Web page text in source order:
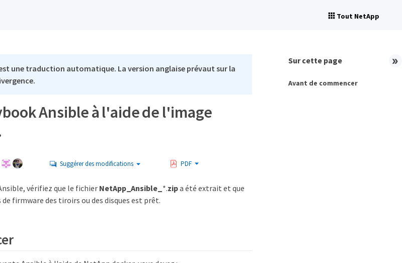
Tout NetApp
une traduction automatique. La version anglaise prévaut sur la
Ansible à l'aide de l'image
Suggérer des modifications PDF
vérifiez que le fichier NetApp_Ansible_ *.zipa été extrait et que
de firmware des tiroirs ou des disques est prêt.
Sur cette page
Avant de commencer